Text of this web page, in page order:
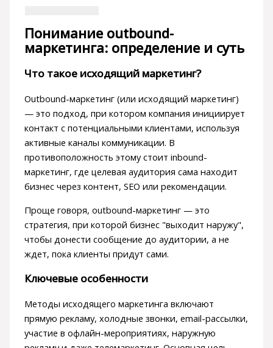
Понимание outbound-
маркетинга: определение и суть
Что такое исходящий маркетинг?
Outbound-маркетинг (или исходящий маркетинг)
— это подход, при котором компания инициирует
контакт с потенциальными клиентами, используя
активные каналы коммуникации. В
противоположность этому стоит inbound-
маркетинг, где целевая аудитория сама находит
бизнес через контент, SEO или рекомендации.
Проще говоря, outbound-маркетинг — это
стратегия, при которой бизнес "выходит наружу",
чтобы донести сообщение до аудитории, а не
ждет, пока клиенты придут сами.
Ключевые особенности
Методы исходящего маркетинга включают
прямую рекламу, холодные звонки, email-рассылки,
участие в офлайн-мероприятиях, наружную